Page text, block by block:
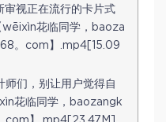
审视正在流行的卡片式
wēixìn花临同学，baoza
。com】.mp4[15.09
师们，别让用户觉得自
花临同学，baozangk